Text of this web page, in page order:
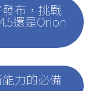
布，挑戰
還是Orion
力的必備